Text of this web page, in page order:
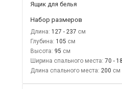
Ящик для белья
Набор размеров
Длина: 127 - 237
Глубина: 105
Высота: 95
Ширина спального места: 70 -
Длина спального места: 200